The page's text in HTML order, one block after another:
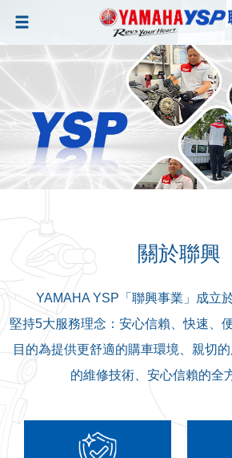
關於聯興
YAMAHA YSP「聯興事業」成立
堅持5大服務理念：安心信賴、快速、
目的為提供更舒適的購車環境、親切
的維修技術、安心信賴的全